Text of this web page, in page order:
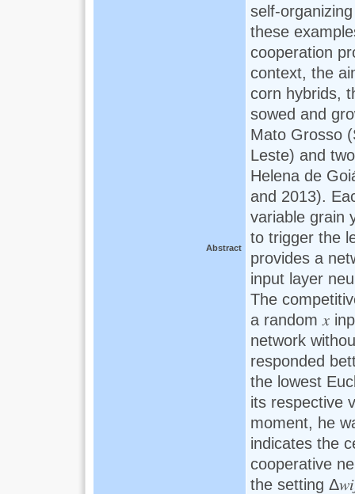
Abstract
self-
these
cooperation
context, the
corn hybrids,
sowed and
Mato Grosso
Leste) and
Helena de
and 2013).
variable grain
to trigger the
provides a
input layer
The
a random 𝑥
network
responded
the lowest
its respective
moment, he
indicates the
cooperative
the setting